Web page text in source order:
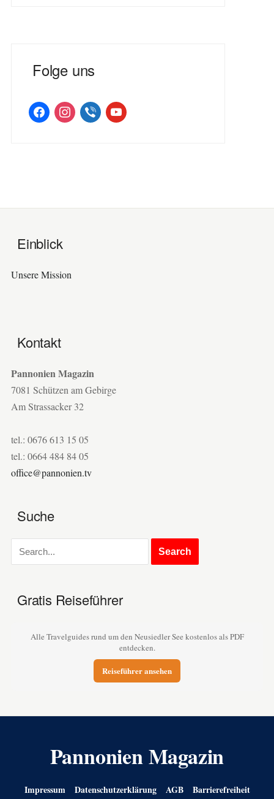
Folge uns
facebookinstagramviber youtube
Einblick
Unsere Mission
Kontakt
Pannonien Magazin
7081 Schützen am Gebirge
Am Strassacker 32
tel.: 0676 613 15 05
tel.: 0664 484 84 05
office@pannonien.tv
Suche
Gratis Reiseführer
Alle Travelguides rund um den Neusiedler See kostenlos als PDF
entdecken.
Reiseführer ansehen
Pannonien Magazin
Impressum Datenschutzerklärung AGB Barrierefreiheit